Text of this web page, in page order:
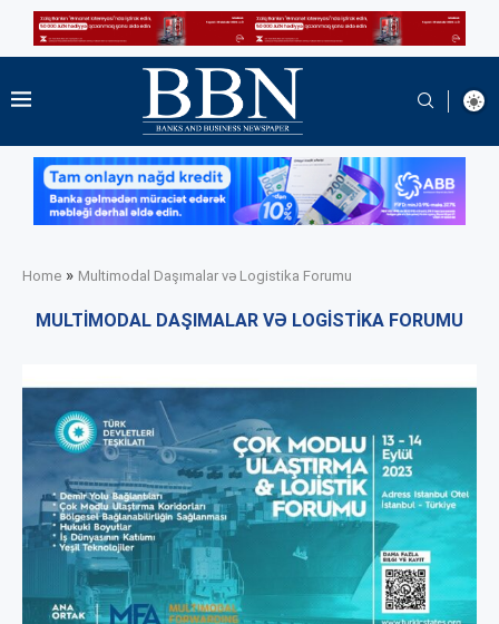
Home » Multimodal Daşımalar və Logistika Forumu
MULTIMODAL DAŞIMALAR VƏ LOGISTIKA FORUMU